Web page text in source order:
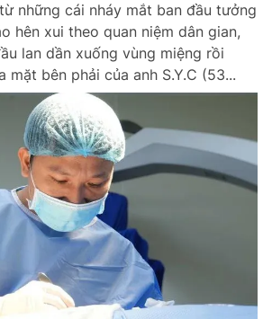
Tin 24h
Tin 360
Magazine
Bạn cần biết
những cái nháy mắt ban đầu tưởng
hên xui theo quan niệm dân gian,
lan dần xuống vùng miệng rồi
mặt bên phải của anh S.Y.C (53...